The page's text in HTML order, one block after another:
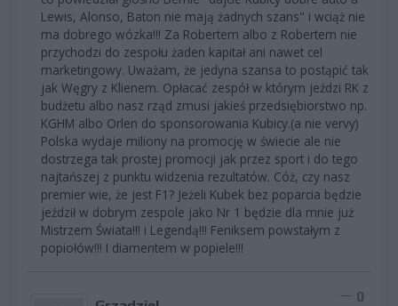
Lewis, Alonso, Baton nie mają żadnych szans" i wciąż nie
ma dobrego wózka!!! Za Robertem albo z Robertem nie
przychodzi do zespołu żaden kapitał ani nawet cel
marketingowy. Uważam, że jedyna szansa to postąpić tak
jak Węgry z Klienem. Opłacać zespół w którym jeździ RK z
budżetu albo nasz rząd zmusi jakieś przedsiębiorstwo np.
KGHM albo Orlen do sponsorowania Kubicy.(a nie vervy)
Polska wydaje miliony na promocję w świecie ale nie
dostrzega tak prostej promocji jak przez sport i do tego
najtańszej z punktu widzenia rezultatów. Cóż, czy nasz
premier wie, że jest F1? Jeżeli Kubek bez poparcia będzie
jeździł w dobrym zespole jako Nr 1 będzie dla mnie już
Mistrzem Świata!!! i Legendą!!! Feniksem powstałym z
popiołów!!! I diamentem w popiele!!!
0